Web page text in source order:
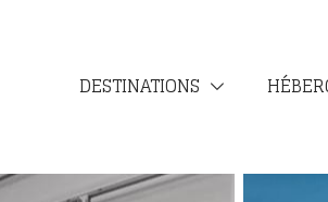
DESTINATIONS